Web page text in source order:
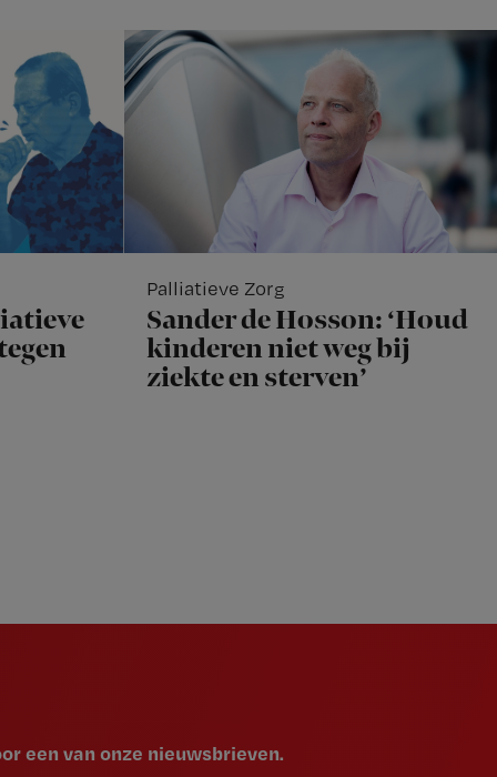
Palliatieve Zorg
Sander de Hosson: ‘Houd
kinderen niet weg bij
ziekte en sterven’
een van onze nieuwsbrieven.